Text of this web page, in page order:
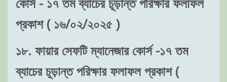
প্রকাশ ( ১৬/০২/২০২৫ )
১৮. ফায়ার সেফটি ম্যানেজার কোর্স -১৭ তম
ব্যাচের চূড়ান্ত পরিক্ষার ফলাফল প্রকাশ (